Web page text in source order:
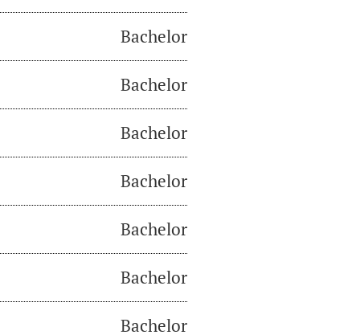
Bachelor
Bachelor
Bachelor
Bachelor
Bachelor
Bachelor
Bachelor